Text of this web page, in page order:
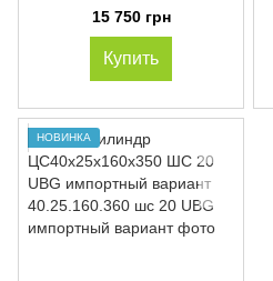
К-700 ГЦ125.50.400
15 750 грн
Купить
НОВИНКА